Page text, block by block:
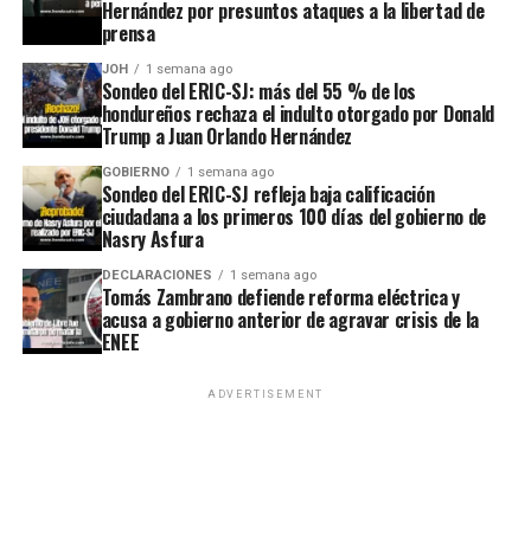
Hernández por presuntos ataques a la libertad de
prensa
JOH 1 semana ago
Sondeo del ERIC-SJ: más del 55 % de los
hondureños rechaza el indulto otorgado por Donald
Trump a Juan Orlando Hernández
GOBIERNO 1 semana ago
Sondeo del ERIC-SJ refleja baja calificación
ciudadana a los primeros 100 días del gobierno de
Nasry Asfura
DECLARACIONES 1 semana ago
Tomás Zambrano defiende reforma eléctrica y
acusa a gobierno anterior de agravar crisis de la
ENEE
ADVERTISEMENT